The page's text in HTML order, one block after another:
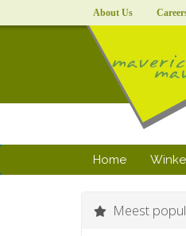
About Us
Home
Meest